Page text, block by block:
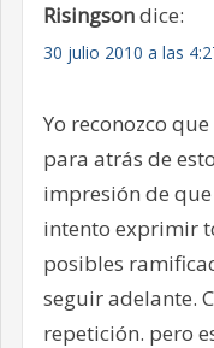
Risingsondice:
30 julio 2010 a las
Yo reconozco
para atrás de
impresión de
intento exprimir
posibles
seguir adelante.
repetición. pero